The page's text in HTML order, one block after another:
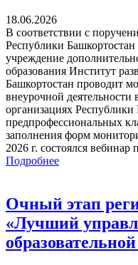
18.06.2026
В соответствии с
Республики Башкортостан
учреждение
образования Институт
Башкортостан проводит
внеурочной деятельности
организациях
предпрофессиональных
заполнения форм
2026 г. состоялся
Подробнее
Очный этап
«Лучший